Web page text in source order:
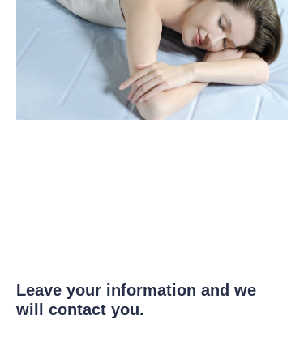
Leave your information and we
will contact you.